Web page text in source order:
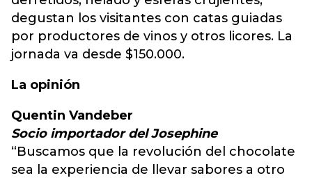
degustan los visitantes con catas guiadas
por productores de vinos y otros licores. La
jornada va desde $150.000.
La opinión
Quentin Vandeber
Socio importador del Josephine
“Buscamos que la revolución del chocolate
sea la experiencia de llevar sabores a otro